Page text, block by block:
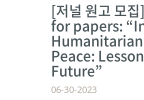
[저널 원고 모
for papers:
Peace:
Future”
06-30-2023